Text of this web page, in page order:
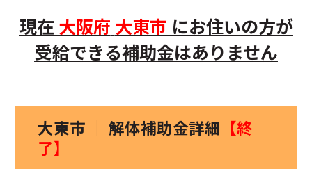
現在 大阪府 大東市 にお住いの方が
受給できる補助金はありません
大東市 ｜ 解体補助金詳細 【終
了】